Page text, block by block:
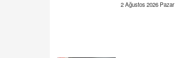
2 Ağustos 2026 Pazar